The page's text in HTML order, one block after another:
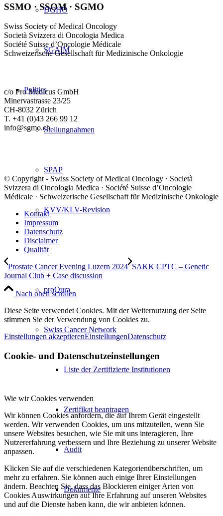
DGHO
SGAIM
Politics
Stellungnahmen
SPAP
KVV/KLV-Revision
Qualität
proQura
Swiss Cancer Network
Liste der Zertifizierte Institutionen
Zertifikat beantragen
Audit
Dokumente
SSMO · SSOM · SGMO
Swiss Society of Medical Oncology
Società Svizzera di Oncologia Medica
Société Suisse d’Oncologie Médicale
Schweizerische Gesellschaft für Medizinische Onkologie
c/o Pro Medicus GmbH
Minervastrasse 23/25
CH-8032 Zürich
T. +41 (0)43 266 99 12
info@sgmo.ch
© Copyright - Swiss Society of Medical Oncology · Società
Svizzera di Oncologia Medica · Société Suisse d’Oncologie
Médicale · Schweizerische Gesellschaft für Medizinische Onkologie
Kontakt
Impressum
Datenschutz
Disclaimer
Prostate Cancer Evening Luzern 2024 SAKK CPTC – Genetic
Journal Club + Case discussion
Nach oben scrollen
Diese Seite verwendet Cookies. Mit der Weiternutzung der Seite
stimmen Sie der Verwendung von Cookies zu.
Einstellungen akzeptierenEinstellungenDatenschutz
Cookie- und Datenschutzeinstellungen
Wie wir Cookies verwenden
Wir können Cookies anfordern, die auf Ihrem Gerät eingestellt
werden. Wir verwenden Cookies, um uns mitzuteilen, wenn Sie
unsere Websites besuchen, wie Sie mit uns interagieren, Ihre
Nutzererfahrung verbessern und Ihre Beziehung zu unserer Website
anpassen.
Klicken Sie auf die verschiedenen Kategorienüberschriften, um
mehr zu erfahren. Sie können auch einige Ihrer Einstellungen
ändern. Beachten Sie, dass das Blockieren einiger Arten von
Cookies Auswirkungen auf Ihre Erfahrung auf unseren Websites
und auf die Dienste haben kann, die wir anbieten können.